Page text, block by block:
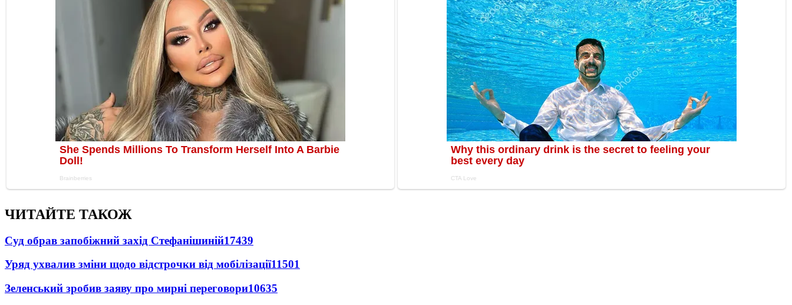
ЧИТАЙТЕ ТАКОЖ
Суд обрав запобіжний захід Стефанішиній17439
Уряд ухвалив зміни щодо відстрочки від мобілізації11501
Зеленський зробив заяву про мирні переговори10635